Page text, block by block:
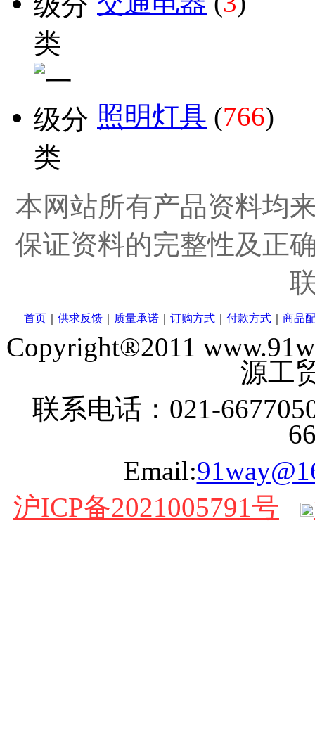
照明灯具 (766)
本网站所有产品资料均
保证资料的完整性及正
首页 供求反馈 质量承诺 订购方式 付款方式 商品
Copyright®2011
源工
联系电话：021-
Email:
沪ICP备2021005791号